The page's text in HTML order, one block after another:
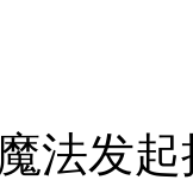
法发起